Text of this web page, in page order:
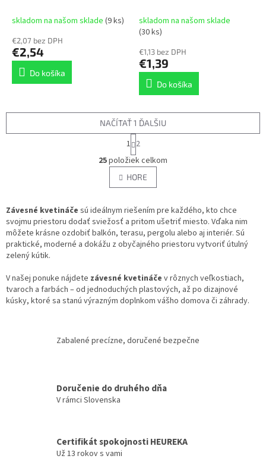
skladom na našom sklade (9 ks)
€2,07 bez DPH
€2,54
Do košíka
skladom na našom sklade
(30 ks)
€1,13 bez DPH
€1,39
Do košíka
O
v
l
á
a
c
i
e
v
k
y
i
NAČÍTAŤ 1 ĎALŠIU
S
t
r
á
n
k
v
a
n
i
e
1 2
25položiek celkom
HORE
Závesné kvetináče sú ideálnym riešením pre každého, kto chce
svojmu priestoru dodať sviežosť a pritom ušetriť miesto. Vďaka nim
môžete krásne ozdobiť balkón, terasu, pergolu alebo aj interiér. Sú
praktické, moderné a dokážu z obyčajného priestoru vytvoriť útulný
zelený kútik.
V našej ponuke nájdete závesné kvetináče v rôznych veľkostiach,
tvaroch a farbách – od jednoduchých plastových, až po dizajnové
kúsky, ktoré sa stanú výrazným doplnkom vášho domova či záhrady.
Zabalené precízne, doručené bezpečne
Doručenie do druhého dňa
V rámci Slovenska
Certifikát spokojnosti HEUREKA
Už 13 rokov s vami